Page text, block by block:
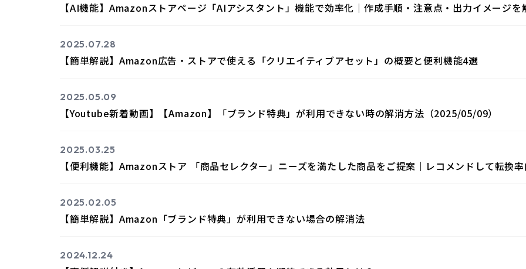
【AI機能】Amazonストアページ「AIアシスタント」機能で効率化｜作成手順・注意点・出力イメージを
2025.07.28
【簡単解説】Amazon広告・ストアで使える「クリエイティブアセット」の概要と便利機能4選
2025.05.09
【Youtube新着動画】【Amazon】「ブランド特典」が利用できない時の解消方法（2025/05/09）
2025.03.25
【便利機能】Amazonストア 「商品セレクター」ニーズを満たした商品をご提案｜レコメンドして転換
2025.02.05
【簡単解説】Amazon「ブランド特典」が利用できない場合の解消法
2024.12.24